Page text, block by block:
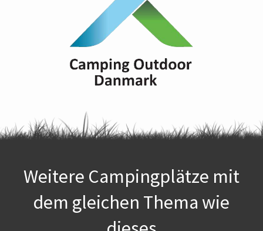
Weitere Campingplätze mit
dem gleichen Thema wie